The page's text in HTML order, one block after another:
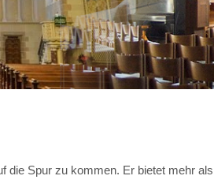
die Spur zu kommen. Er bietet mehr